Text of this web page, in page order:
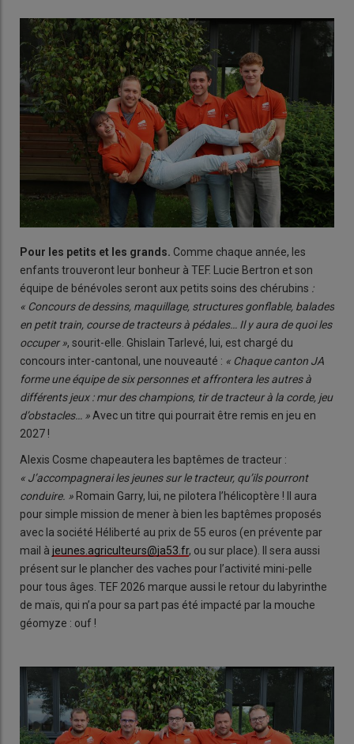
Pour les petits et les grands. Comme chaque année, les
enfants trouveront leur bonheur à TEF. Lucie Bertron et son
équipe de bénévoles seront aux petits soins des chérubins :
« Concours de dessins, maquillage, structures gonflable, balades
en petit train, course de tracteurs à pédales… Il y aura de quoi les
occuper », sourit-elle. Ghislain Tarlevé, lui, est chargé du
concours inter-cantonal, une nouveauté : « Chaque canton JA
forme une équipe de six personnes et affrontera les autres à
différents jeux : mur des champions, tir de tracteur à la corde, jeu
d’obstacles… » Avec un titre qui pourrait être remis en jeu en
2027 !
Alexis Cosme chapeautera les baptêmes de tracteur :
« J’accompagnerai les jeunes sur le tracteur, qu’ils pourront
conduire. » Romain Garry, lui, ne pilotera l’hélicoptère ! Il aura
pour simple mission de mener à bien les baptêmes proposés
avec la société Héliberté au prix de 55 euros (en prévente par
mail à jeunes.agriculteurs@ja53.fr, ou sur place). Il sera aussi
présent sur le plancher des vaches pour l’activité mini-pelle
pour tous âges. TEF 2026 marque aussi le retour du labyrinthe
de maïs, qui n’a pour sa part pas été impacté par la mouche
géomyze : ouf !